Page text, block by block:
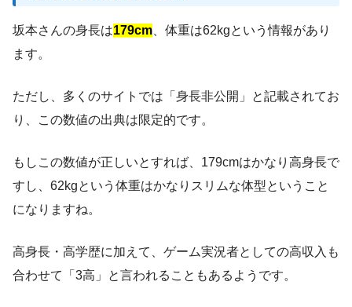
坂本さんの身長は179cm 、体重は62kgという情報があり
ます。
ただし、多くのサイトでは「身長非公開」と記載されてお
り、この数値の出典は限定的です。
もしこの数値が正しいとすれば、179cmはかなり高身長で
すし、62kgという体重はかなりスリムな体型ということ
になりますね。
高身長・高学歴に加えて、ゲーム実況者としての高収入も
合わせて「3高」と言われることもあるようです。